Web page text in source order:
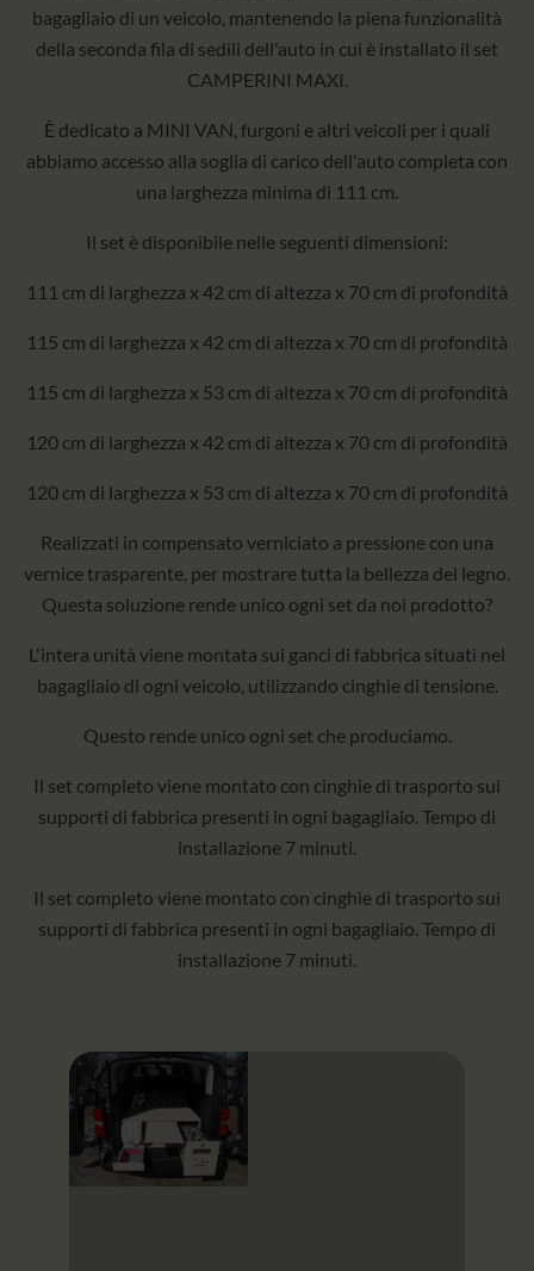
bagagliaio di un veicolo, mantenendo la piena funzionalità
della seconda fila di sedili dell'auto in cui è installato il set
CAMPERINI MAXI.
È dedicato a MINI VAN, furgoni e altri veicoli per i quali
abbiamo accesso alla soglia di carico dell'auto completa con
una larghezza minima di 111 cm.
Il set è disponibile nelle seguenti dimensioni:
111 cm di larghezza x 42 cm di altezza x 70 cm di profondità
115 cm di larghezza x 42 cm di altezza x 70 cm di profondità
115 cm di larghezza x 53 cm di altezza x 70 cm di profondità
120 cm di larghezza x 42 cm di altezza x 70 cm di profondità
120 cm di larghezza x 53 cm di altezza x 70 cm di profondità
Realizzati in compensato verniciato a pressione con una
vernice trasparente, per mostrare tutta la bellezza del legno.
Questa soluzione rende unico ogni set da noi prodotto?
L'intera unità viene montata sui ganci di fabbrica situati nel
bagagliaio di ogni veicolo, utilizzando cinghie di tensione.
Questo rende unico ogni set che produciamo.
Il set completo viene montato con cinghie di trasporto sui
supporti di fabbrica presenti in ogni bagagliaio. Tempo di
installazione 7 minuti.
Il set completo viene montato con cinghie di trasporto sui
supporti di fabbrica presenti in ogni bagagliaio. Tempo di
installazione 7 minuti.